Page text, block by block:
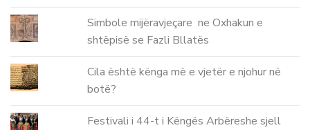
Simbole mijëravjeçare ne Oxhakun e
shtëpisë se Fazli Bllatës
Cila është kënga më e vjetër e njohur në
botë?
Festivali i 44-t i Këngës Arbëreshe sjell